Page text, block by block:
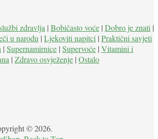
zdravlja | Bobičasto voće | Dobro je znati |
u narodu | Ljekoviti napitci | Praktični savjeti
| Supernamirnice | Supervoće | Vitamini i
| Zdravo osvježenje | Ostalo
© 2026.